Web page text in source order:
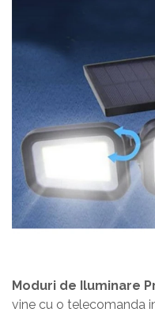
Moduri de Iluminare
vine cu o telecomanda